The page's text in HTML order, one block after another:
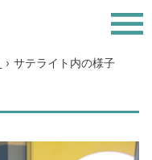
› サテライト内の様子